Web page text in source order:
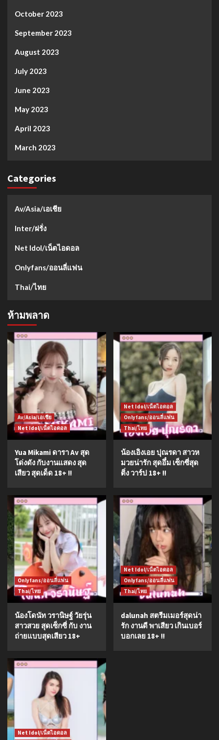
October 2023
September 2023
August 2023
July 2023
June 2023
May 2023
April 2023
March 2023
Categories
Av/Asia/เอเชีย
Inter/ฝรั่ง
Net Idol/เน็ตไอดอล
Onlyfans/ออนลี่แฟน
Thai/ไทย
ห้ามพลาด
Av/Asia/เอเชีย
Net Idol/เน็ตไอดอล
Yua Mikami ดารา Av สุด
โด่งดัง กับงานแสดง สุด
เสียว สุดเด็ด 18+ !!
Net Idol/เน็ตไอดอล
Onlyfans/ออนลี่แฟน
Thai/ไทย
น้องเอิงเอย ปุณรดา สาวห
มวยน่ารัก สุดอึ๋ม เซ็กซี่สุด
ติ่ง วาร์ป 18+ !!
Onlyfans/ออนลี่แฟน
Thai/ไทย
น้องโดนัท วรานิษฐ์ วัยรุ่น
สาวสวย สุดเซ็กซี่ กับ งาน
ถ่ายแบบสุดเสียว 18+
Net Idol/เน็ตไอดอล
Onlyfans/ออนลี่แฟน
Thai/ไทย
dalunah สตรีมเมอร์สุดน่า
รัก งานดี พาเสียว เกินเบอร์
บอกเลย 18+ !!
Net Idol/เน็ตไอดอล